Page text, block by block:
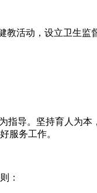
活动，设立卫生
导。坚持育人为
服务工作。
：